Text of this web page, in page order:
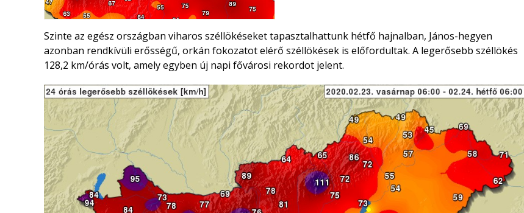
Szinte az egész országban viharos széllökéseket tapasztalhattunk hétfő hajnalban, János-hegyen
azonban rendkívüli erősségű, orkán fokozatot elérő széllökések is előfordultak. A legerősebb széllökés
128,2 km/órás volt, amely egyben új napi fővárosi rekordot jelent.